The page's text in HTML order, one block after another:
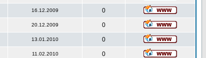
16.12.2009 0
20.12.2009 0
13.01.2010 0
11.02.2010 0